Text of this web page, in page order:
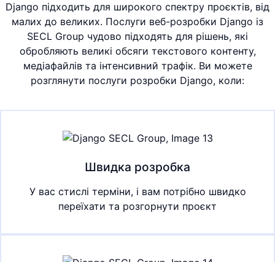
Django підходить для широкого спектру проєктів, від
малих до великих. Послуги веб-розробки Django із
SECL Group чудово підходять для рішень, які
обробляють великі обсяги текстового контенту,
медіафайлів та інтенсивний трафік. Ви можете
розглянути послуги розробки Django, коли:
Швидка розробка
У вас стислі терміни, і вам потрібно швидко
переїхати та розгорнути проєкт